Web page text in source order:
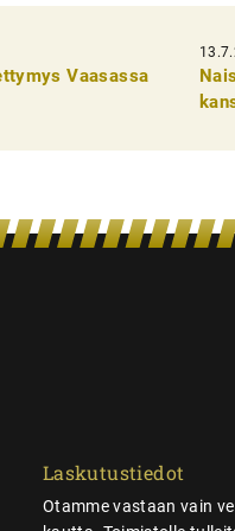
Vaasassa
Laskutustiedot
Otamme vastaan vain